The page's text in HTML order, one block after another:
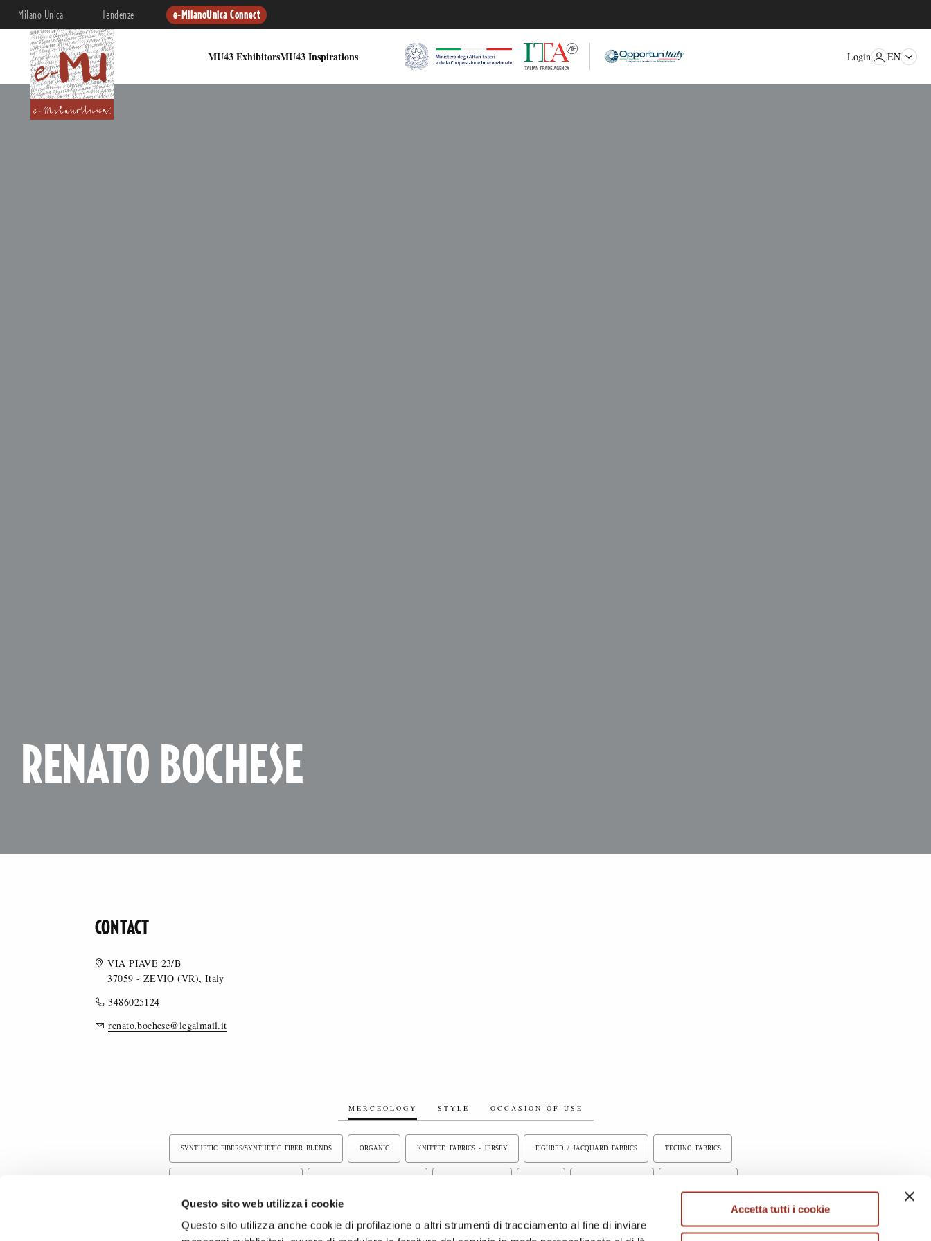
Questo sito web utilizza i cookie
Questo sito utilizza anche cookie di profilazione o altri strumenti di tracciamento al fine di inviare
Accetta tutti i cookie
Milano Unica Tendenze e-MilanoUnica Connect
MU43 ExhibitorsMU43 Inspirations Login EN
RENATO BOCHESE
CONTACT
VIA PIAVE 23/B
37059 - ZEVIO (VR), Italy
3486025124
renato.bochese@legalmail.it
MERCEOLOGY STYLE OCCASION OF USE
SYNTHETIC FIBERS/SYNTHETIC FIBER BLENDS ORGANIC KNITTED FABRICS - JERSEY FIGURED / JACQUARD FABRICS TECHNO FABRICS